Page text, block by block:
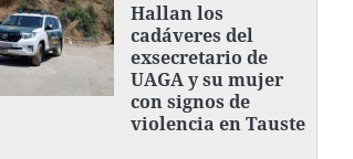
Hallan los
cadáveres del
exsecretario de
UAGA y su mujer
con signos de
violencia en Tauste